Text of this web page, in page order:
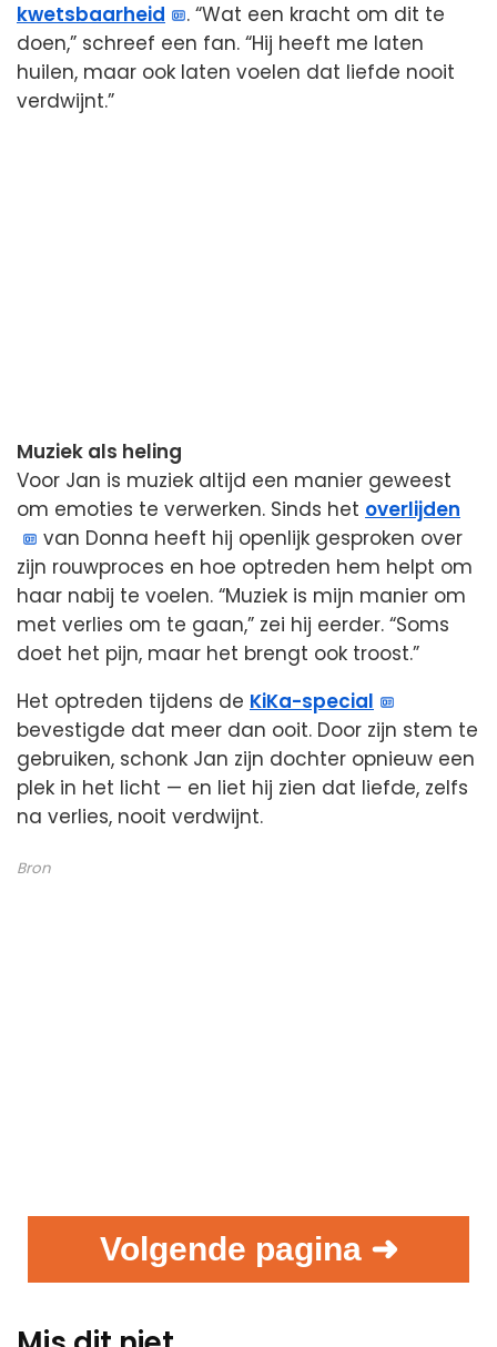
kwetsbaarheid
. “Wat een kracht om dit te
doen,” schreef een fan. “Hij heeft me laten
huilen, maar ook laten voelen dat liefde nooit
verdwijnt.”
Muziek als heling
Voor Jan is muziek altijd een manier geweest
om emoties te verwerken. Sinds het overlijden
van Donna heeft hij openlijk gesproken over
zijn rouwproces en hoe optreden hem helpt om
haar nabij te voelen. “Muziek is mijn manier om
met verlies om te gaan,” zei hij eerder. “Soms
doet het pijn, maar het brengt ook troost.”
Het optreden tijdens de KiKa-special
bevestigde dat meer dan ooit. Door zijn stem te
gebruiken, schonk Jan zijn dochter opnieuw een
plek in het licht — en liet hij zien dat liefde, zelfs
na verlies, nooit verdwijnt.
Bron
Volgende pagina ➜